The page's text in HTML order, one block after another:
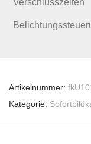
Verschlusszeiten
Artikelnummer:
Kategorie: